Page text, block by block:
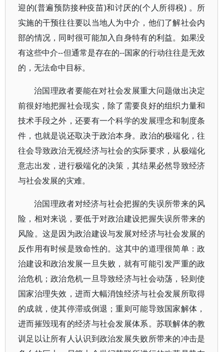
迎的(普遍预防接种疫苗)和讨厌的(个人所得税) 。所
实施的干预往往要以当地人为中介，他们了解社会内
部的情况，同时很可能加入自身特有的利益。如果没
有这些中介--但通常是存在的--国家的行动往往是无效
的，无法命中目标。
治国理政者要能在对社会发展重大问题做出决定
前很好地把握社会现实，除了需要良好的组织力量和
技术手段之外，还要有一个科学的发展理念和制度条
件，也就是说还取决于政治本身。政治的极端化，往
往会导致政治无视经济与社会的实际要求，从极端化
意志出发，进行极端化的决策，其结果必然导致经济
与社会发展的灾难。
治国理政者对经济与社会把握的失误所带来的风
险，相对来说，要低于对政治建设把握失误所带来的
风险。这是因为政治建设与发展对经济与社会发展的
反作用有时候是致命性的。这其中的道理很简单：政
治建设和政治发展一旦失败，就有可能引发严重的政
治危机；政治危机一旦导致经济与社会动荡，轻则使
国家治理失效，进而大幅消蚀经济与社会发展所取得
的成就，使其停滞或倒退；重则可能导致国家解体，
进而摧毁现有的经济与社会发展体系。苏联解体的教
训足以让所有人认识到政治发展失败所带来的冲击是